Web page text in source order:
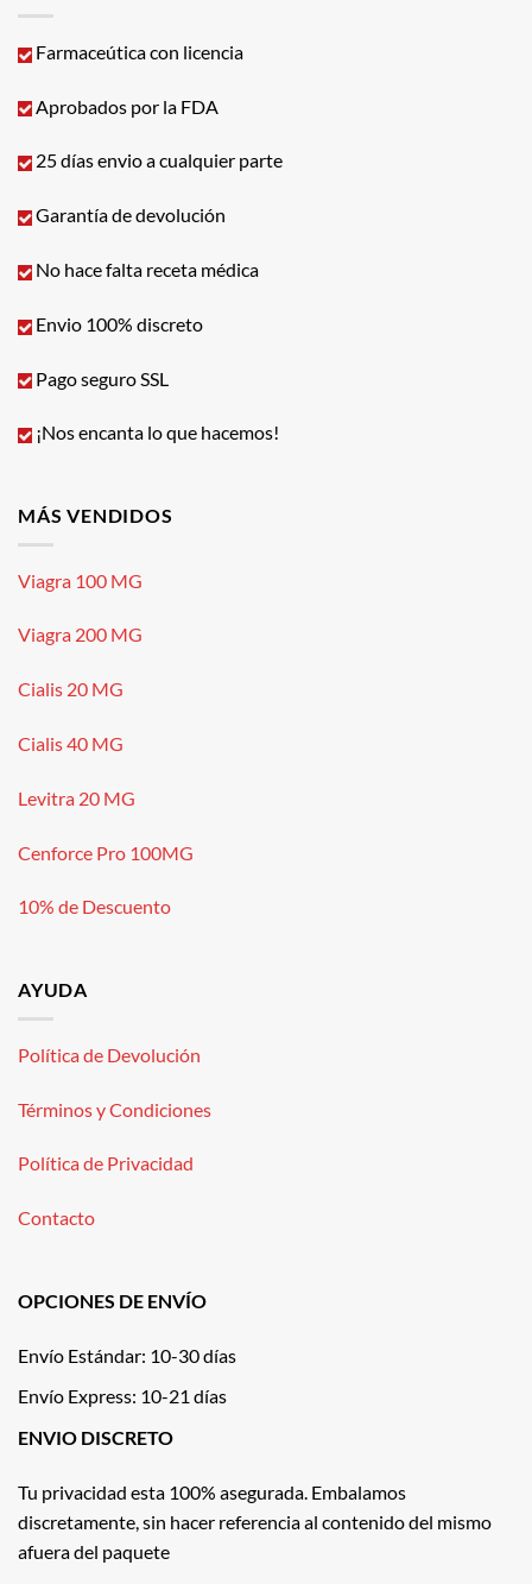
Farmaceútica con licencia
Aprobados por la FDA
25 días envio a cualquier parte
Garantía de devolución
No hace falta receta médica
Envio 100% discreto
Pago seguro SSL
¡Nos encanta lo que hacemos!
MÁS VENDIDOS
Viagra 100 MG
Viagra 200 MG
Cialis 20 MG
Cialis 40 MG
Levitra 20 MG
Cenforce Pro 100MG
10% de Descuento
AYUDA
Política de Devolución
Términos y Condiciones
Política de Privacidad
Contacto
OPCIONES DE ENVÍO
Envío Estándar: 10-30 días
Envío Express: 10-21 días
ENVIO DISCRETO
Tu privacidad esta 100% asegurada. Embalamos
discretamente, sin hacer referencia al contenido del mismo
afuera del paquete